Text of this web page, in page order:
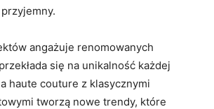
angażuje renomowanych
się‌ na unikalność każdej
‌haute couture z⁤ klasycznymi⁤
tworzą ⁣nowe trendy, które⁤